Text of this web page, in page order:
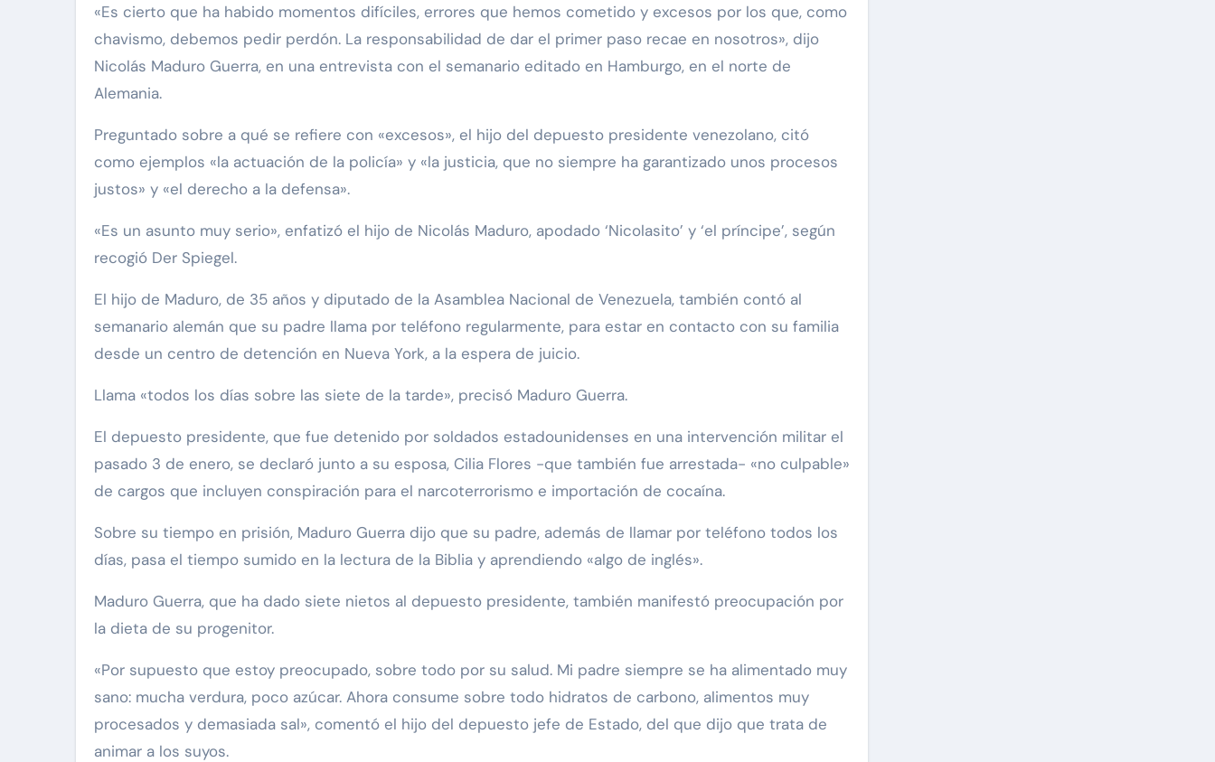
«Es cierto que ha habido momentos difíciles, errores que hemos cometido y excesos por los que, como
chavismo, debemos pedir perdón. La responsabilidad de dar el primer paso recae en nosotros», dijo
Nicolás Maduro Guerra, en una entrevista con el semanario editado en Hamburgo, en el norte de
Alemania.
Preguntado sobre a qué se refiere con «excesos», el hijo del depuesto presidente venezolano, citó
como ejemplos «la actuación de la policía» y «la justicia, que no siempre ha garantizado unos procesos
justos» y «el derecho a la defensa».
«Es un asunto muy serio», enfatizó el hijo de Nicolás Maduro, apodado ‘Nicolasito’ y ‘el príncipe’, según
recogió Der Spiegel.
El hijo de Maduro, de 35 años y diputado de la Asamblea Nacional de Venezuela, también contó al
semanario alemán que su padre llama por teléfono regularmente, para estar en contacto con su familia
desde un centro de detención en Nueva York, a la espera de juicio.
Llama «todos los días sobre las siete de la tarde», precisó Maduro Guerra.
El depuesto presidente, que fue detenido por soldados estadounidenses en una intervención militar el
pasado 3 de enero, se declaró junto a su esposa, Cilia Flores -que también fue arrestada- «no culpable»
de cargos que incluyen conspiración para el narcoterrorismo e importación de cocaína.
Sobre su tiempo en prisión, Maduro Guerra dijo que su padre, además de llamar por teléfono todos los
días, pasa el tiempo sumido en la lectura de la Biblia y aprendiendo «algo de inglés».
Maduro Guerra, que ha dado siete nietos al depuesto presidente, también manifestó preocupación por
la dieta de su progenitor.
«Por supuesto que estoy preocupado, sobre todo por su salud. Mi padre siempre se ha alimentado muy
sano: mucha verdura, poco azúcar. Ahora consume sobre todo hidratos de carbono, alimentos muy
procesados y demasiada sal», comentó el hijo del depuesto jefe de Estado, del que dijo que trata de
animar a los suyos.